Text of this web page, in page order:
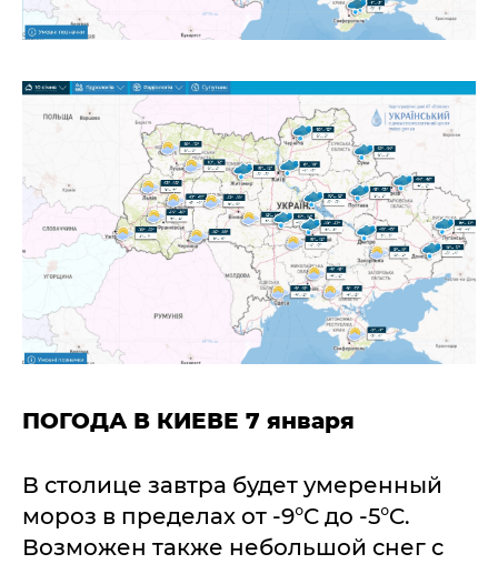
ПОГОДА В КИЕВЕ 7 января
В столице завтра будет умеренный
мороз в пределах от -9°C до -5°C.
Возможен также небольшой снег с